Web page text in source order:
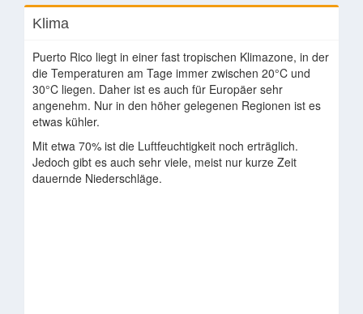
Klima
Puerto Rico liegt in einer fast tropischen Klimazone, in der
die Temperaturen am Tage immer zwischen 20°C und
30°C liegen. Daher ist es auch für Europäer sehr
angenehm. Nur in den höher gelegenen Regionen ist es
etwas kühler.
Mit etwa 70% ist die Luftfeuchtigkeit noch erträglich.
Jedoch gibt es auch sehr viele, meist nur kurze Zeit
dauernde Niederschläge.